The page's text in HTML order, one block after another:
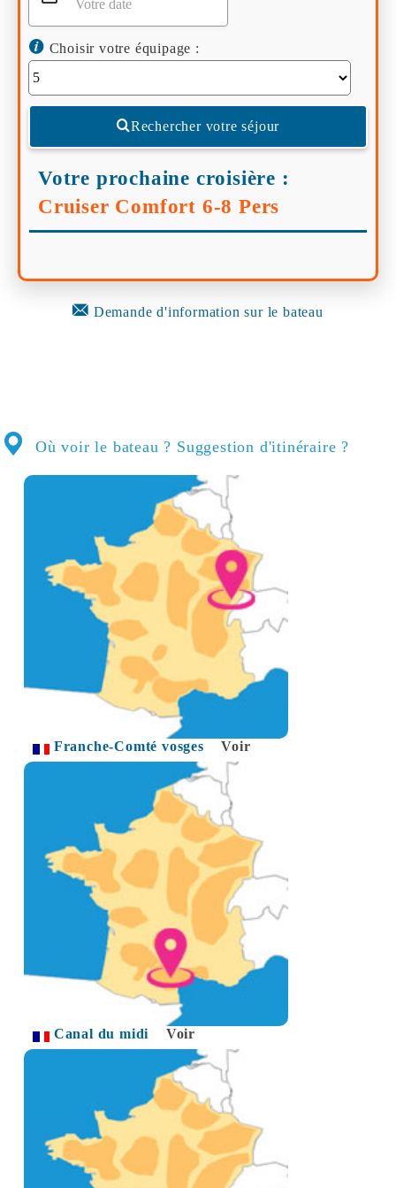
Choisir votre équipage :
Rechercher votre séjour
Votre prochaine croisière :
Cruiser Comfort 6-8 Pers
Demande d'information sur le bateau
Où voir le bateau ? Suggestion d'itinéraire ?
Franche-Comté vosges Voir
Canal du midi Voir